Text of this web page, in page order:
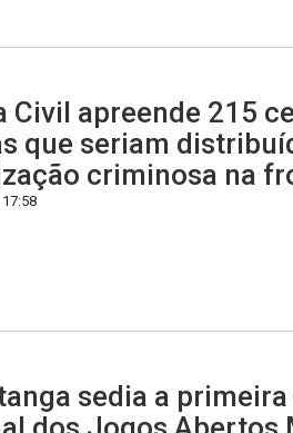
Civil apreende 215
que seriam
criminosa na
sedia a primeira